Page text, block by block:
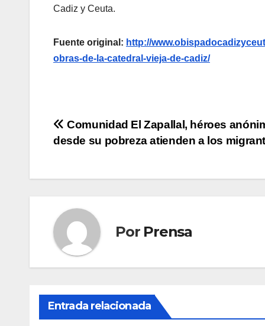
Cadiz y Ceuta.
Fuente original: http://
obras-de-la-catedral-vieja-de-cadiz/
Navegación
entradas
Comunidad El Zapallal, héroes
desde su pobreza atienden a los
Por Prensa
Entrada relacionada